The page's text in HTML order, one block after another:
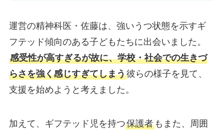
運営の精神科医・佐藤は、強いうつ状態を示すギ
フテッド傾向のある子どもたちに出会いました。
感受性が高すぎるが故に、学校・社会での生きづ
らさを強く感じすぎてしまう彼らの様子を見て、
支援を始めようと考えました。
加えて、ギフテッド児を持つ保護者もまた、周囲